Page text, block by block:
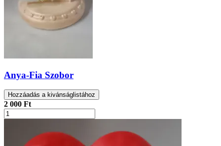
Anya-Fia Szobor
Hozzáadás a kivánságlistához
2 000 Ft